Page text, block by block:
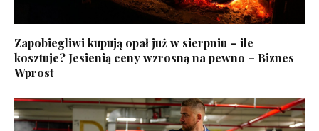
Zapobiegliwi kupują opał już w sierpniu – ile
kosztuje? Jesienią ceny wzrosną na pewno – Biznes
Wprost